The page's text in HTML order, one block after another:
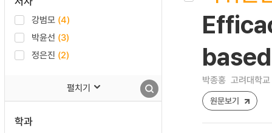
강범모 (4)
박윤선 (3)
정은진 (2)
펼치기
학과
박종홍 고려대학
원문보기